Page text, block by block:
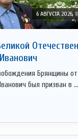
6 АВГУСТА 2026,
Брянщины
был призван в ...